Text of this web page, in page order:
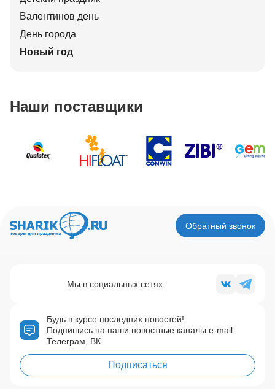
Валентинов день
День города
Новый год
Наши поставщики
Обратный звонок
Будь в курсе последних новостей!
Подпишись на наши новостные каналы e-mail,
Телеграм, ВК
Подписаться
Мы в социальных сетях